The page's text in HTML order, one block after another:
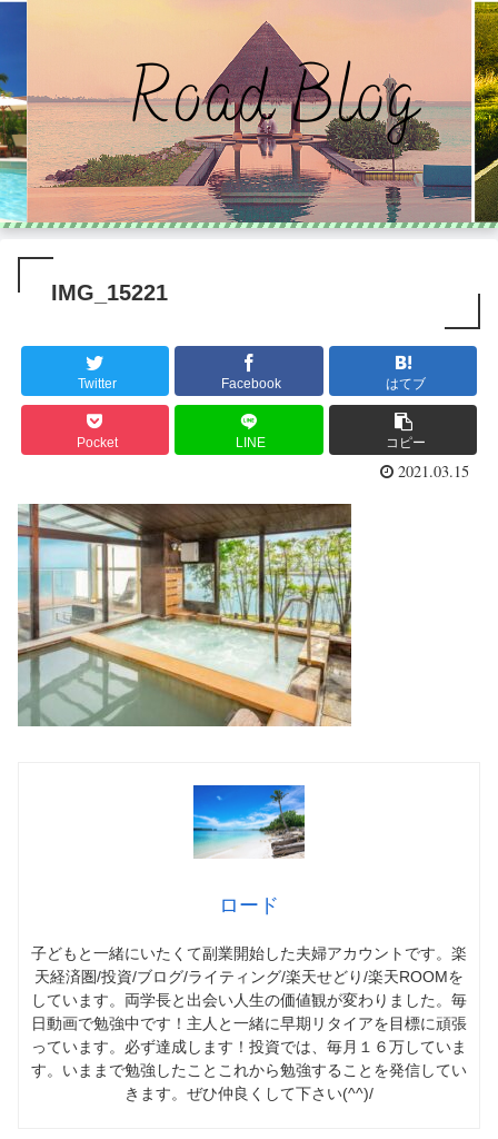
IMG_15221
Twitter Facebook はてブ
Pocket LINE コピー
2021.03.15
ロード
子どもと一緒にいたくて副業開始した夫婦アカウントです。楽
天経済圏/投資/ブログ/ライティング/楽天せどり/楽天ROOMを
しています。両学長と出会い人生の価値観が変わりました。毎
日動画で勉強中です！主人と一緒に早期リタイアを目標に頑張
っています。必ず達成します！投資では、毎月１６万していま
す。いままで勉強したことこれから勉強することを発信してい
きます。ぜひ仲良くして下さい(^^)/